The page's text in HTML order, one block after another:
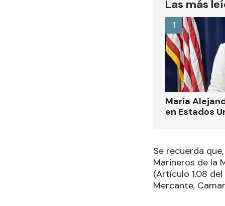
Las más
María
en Estados
1
Se recuerda
Marineros de la
(Artículo 1.08
Mercante,